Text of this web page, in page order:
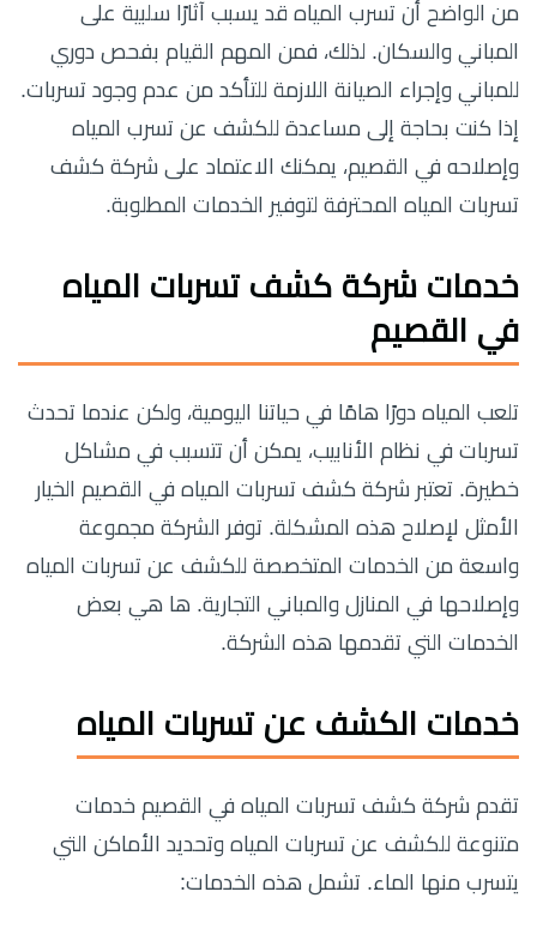
من الواضح أن تسرب المياه قد يسبب آثارًا سلبية على
المباني والسكان. لذلك، فمن المهم القيام بفحص دوري
للمباني وإجراء الصيانة اللازمة للتأكد من عدم وجود تسربات.
إذا كنت بحاجة إلى مساعدة للكشف عن تسرب المياه
وإصلاحه في القصيم، يمكنك الاعتماد على شركة كشف
تسربات المياه المحترفة لتوفير الخدمات المطلوبة.
خدمات شركة كشف تسربات المياه
في القصيم
تلعب المياه دورًا هامًا في حياتنا اليومية، ولكن عندما تحدث
تسربات في نظام الأنابيب، يمكن أن تتسبب في مشاكل
خطيرة. تعتبر شركة كشف تسربات المياه في القصيم الخيار
الأمثل لإصلاح هذه المشكلة. توفر الشركة مجموعة
واسعة من الخدمات المتخصصة للكشف عن تسربات المياه
وإصلاحها في المنازل والمباني التجارية. ها هي بعض
الخدمات التي تقدمها هذه الشركة.
خدمات الكشف عن تسربات المياه
تقدم شركة كشف تسربات المياه في القصيم خدمات
متنوعة للكشف عن تسربات المياه وتحديد الأماكن التي
يتسرب منها الماء. تشمل هذه الخدمات: